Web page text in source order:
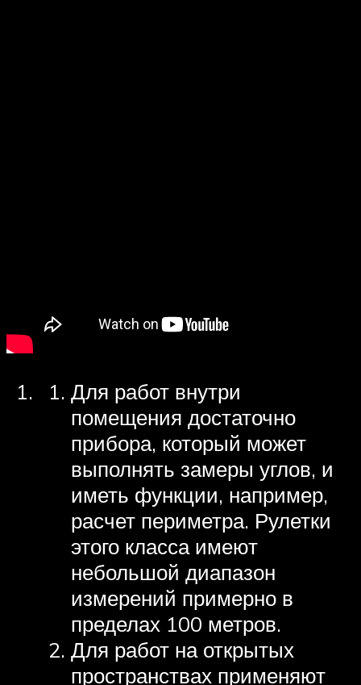
Для работ внутри
помещения достаточно
прибора, который может
выполнять замеры углов, и
иметь функции, например,
расчет периметра. Рулетки
этого класса имеют
небольшой диапазон
измерений примерно в
пределах 100 метров.
Для работ на открытых
пространствах применяют